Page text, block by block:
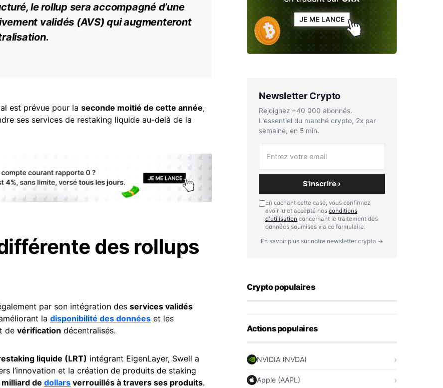
le rollup sera accompagné d’une
validés (AVS) qui augmenteront
est prévue pour la seconde moitié de cette année,
ses services de restaking liquide au-delà de la
des rollups
par son intégration des services validés
la disponibilité des données et les
de vérification décentralisés.
liquide (LRT) intégrant EigenLayer, Swell a
l’innovation et la création de produits de staking
milliard de dollars verrouillés à travers ses produits.
Newsletter Crypto
Rejoignez +40 000 abonnés.
L'essentiel du marché crypto, 2x par
semaine, en 5 min.
S'inscrire ›
En cochant cette case, vous confirmez
avoir lu et accepté nos conditions
d'utilisation concernant le traitement des
données soumises via ce formulaire.
En savoir plus sur notre newsletter crypto →
Crypto populaires
Actions populaires
NVIDIA (NVDA)
Apple (AAPL)